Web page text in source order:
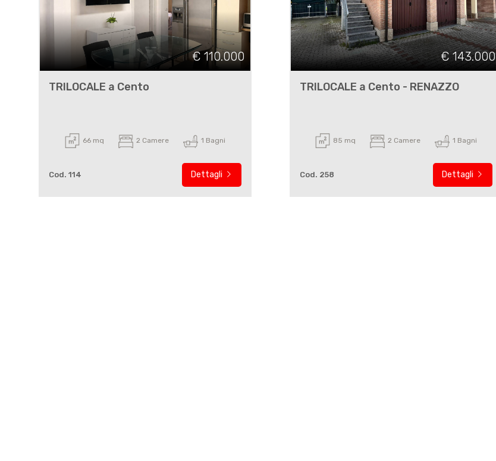
€ 110.000
TRILOCALE a Cento
66 mq 2 Camere 1 Bagni
Cod. 114 Dettagli
€ 143.000
TRILOCALE a Cento - RENAZZO
85 mq 2 Camere 1 Bagni
Cod. 258 Dettagli